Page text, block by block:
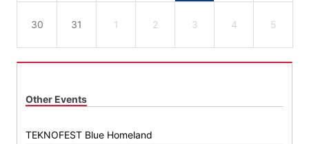
30 31 1 2 3 4 5
Other Events
TEKNOFEST Blue Homeland